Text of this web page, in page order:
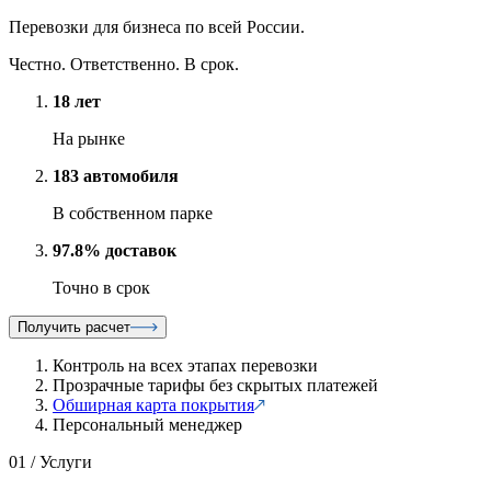
Перевозки для бизнеса по всей России.
Честно. Ответственно. В срок.
18 лет
На рынке
183 автомобиля
В собственном парке
97.8% доставок
Точно в срок
Получить расчет
Контроль на всех этапах перевозки
Прозрачные тарифы без скрытых платежей
Обширная карта покрытия
Персональный менеджер
01 / Услуги